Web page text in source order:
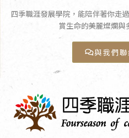
四季職涯發展學院，能陪伴著你走
賞生命的美麗燦爛與
與我們